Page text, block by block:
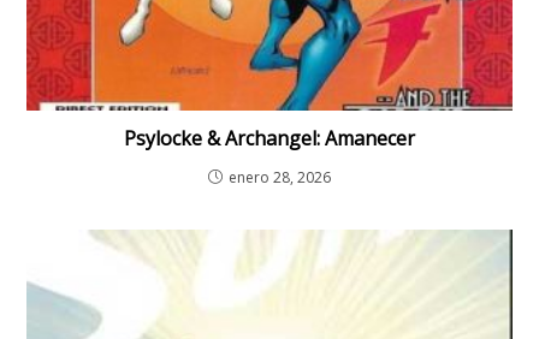
Psylocke & Archangel: Amanecer
enero 28, 2026